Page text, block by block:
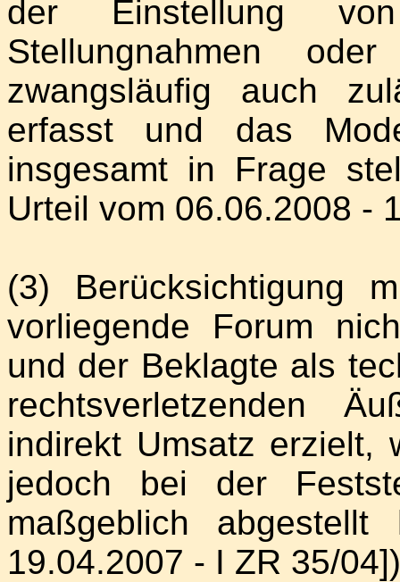
der Einstellung
Stellungnahmen
zwangsläufig auch
erfasst und das
insgesamt in Frage
Urteil vom 06.06.2008 -
(3) Berücksichtigung
vorliegende Forum
und der Beklagte als
rechtsverletzenden
indirekt Umsatz erzielt,
jedoch bei der
maßgeblich
19.04.2007 - I ZR 35/